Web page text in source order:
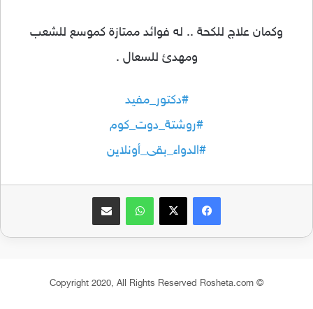
وكمان علاج للكحة .. له فوائد ممتازة كموسع للشعب
ومهدئ للسعال .
#دكتور_مفيد
#روشتة_دوت_كوم
#الدواء_بقى_أونلاين
فيسبوك واتساب
© Copyright 2020, All Rights Reserved Rosheta.com